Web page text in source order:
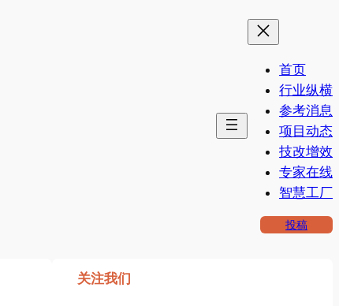
首页
行业纵横
参考消息
项目动态
技改增效
专家在线
智慧工厂
投稿
关注我们